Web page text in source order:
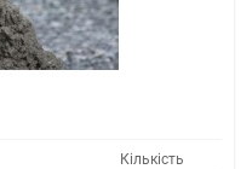
Кількість